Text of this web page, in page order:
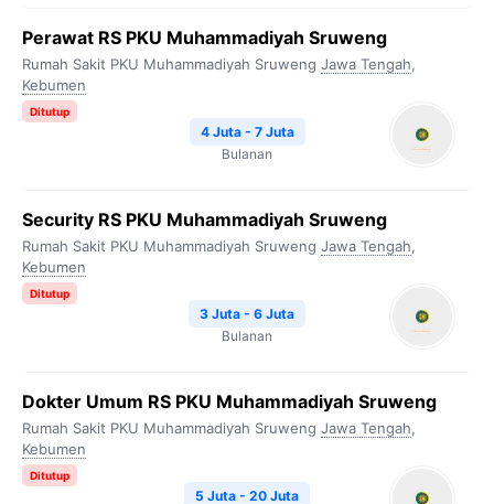
Perawat RS PKU Muhammadiyah Sruweng
Rumah Sakit PKU Muhammadiyah Sruweng Jawa Tengah,
Kebumen
Ditutup
4 Juta - 7 Juta
Bulanan
Security RS PKU Muhammadiyah Sruweng
Rumah Sakit PKU Muhammadiyah Sruweng Jawa Tengah,
Kebumen
Ditutup
3 Juta - 6 Juta
Bulanan
Dokter Umum RS PKU Muhammadiyah Sruweng
Rumah Sakit PKU Muhammadiyah Sruweng Jawa Tengah,
Kebumen
Ditutup
5 Juta - 20 Juta